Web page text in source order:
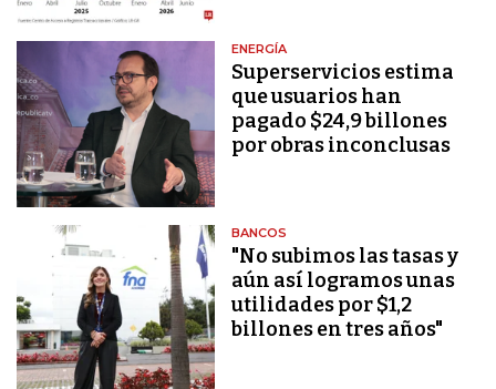
ENERGÍA
Superservicios estima
que usuarios han
pagado $24,9 billones
por obras inconclusas
BANCOS
"No subimos las tasas y
aún así logramos unas
utilidades por $1,2
billones en tres años"